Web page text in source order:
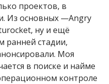
проектов, в
Из основных —Angry
ну и ещё
ранней стадии,
Моя
в поиске и найме
контроле